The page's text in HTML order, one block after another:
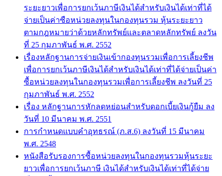
ระยะยาวเพื่อการยกเว้นภาษีเงินได้สำหรับเงินได้เท่าที่ได้
จ่ายเป็นค่าซือหน่วยลงทุนในกองทุนรวม หุ้นระยะยาว
ตามกฎหมายว่าด้วยหลักทรัพย์และตลาดหลักทรัพย์ ลงวัน
ที่ 25 กุมภาพันธ์ พ.ศ. 2552
เรื่องหลักฐานการจ่ายเงินเข้ากองทุนรวมเพื่อการเลี้ยงชีพ
เพื่อการยกเว้นภาษีเงินได้สำหรับเงินได้เท่าที่ได้จ่ายเป็นค่า
ซื้อหน่วยลงทุนในกองทุนรวมเพื่อการเลี้ยงชีพ ลงวันที่ 25
กุมภาพันธ์ พ.ศ. 2552
เรื่อง หลักฐานการหักลดหย่อนสำหรับดอกเบี้ยเงินกู้ยืม ลง
วันที่ 10 มีนาคม พ.ศ. 2551
การกำหนดแบบคำอุทธรณ์ (ภ.ส.6) ลงวันที่ 15 มีนาคม
พ.ศ. 2548
หนังสือรับรองการซื้อหน่วยลงทุนในกองทุนรวมหุ้นระยะ
ยาวเพื่อการยกเว้นภาษี เงินได้สำหรับเงินได้เท่าที่ได้จ่าย